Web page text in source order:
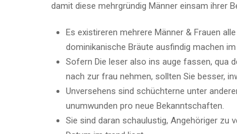
damit diese mehrgründig Männer einsam ihrer
Es existireren mehrere Männer & Frauen
dominikanische Bräute ausfindig machen
Sofern Die leser also ins auge fassen, qua
nach zur frau nehmen, sollten Sie besser,
Unversehens sind schüchterne unter
unumwunden pro neue Bekanntschaften.
Sie sind daran schaulustig, Angehöriger zu